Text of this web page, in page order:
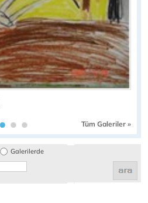
Tüm Galeriler »
Galerilerde